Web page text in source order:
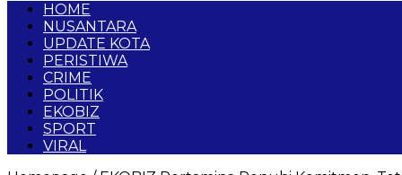
HOME
NUSANTARA
UPDATE KOTA
PERISTIWA
CRIME
POLITIK
EKOBIZ
SPORT
VIRAL